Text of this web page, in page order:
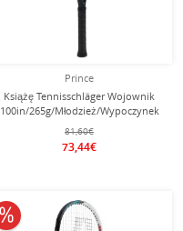
Prince
Książę Tennisschläger Wojownik
100in/265g/Młodzież/Wypoczynek
81,60€
73,44€
10% obniżone